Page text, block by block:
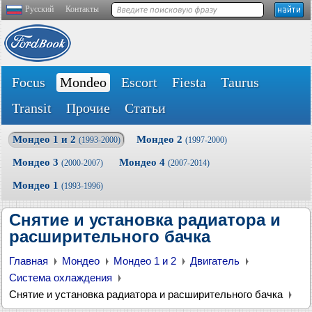
Русский Контакты
Focus Mondeo Escort Fiesta
Taurus
Transit
Прочие Статьи
Мондео 1 и 2 (1993-2000) Мондео 2 (1997-2000)
Мондео 3 (2000-2007) Мондео 4 (2007-2014)
Мондео 1 (1993-1996)
Снятие и установка радиатора и
расширительного бачка
Главная Мондео Мондео 1 и 2
Двигатель
Система охлаждения
Снятие и установка радиатора и расширительного бачка